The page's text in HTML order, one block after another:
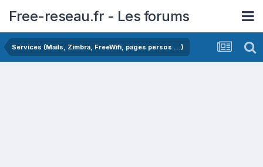
Free-reseau.fr - Les forums
Services (Mails, Zimbra, FreeWifi, pages persos ...)